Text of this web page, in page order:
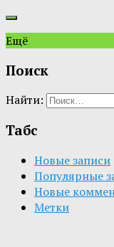
Ещё
Поиск
Найти:
Табс
Новые записи
Популярные
Новые
Метки